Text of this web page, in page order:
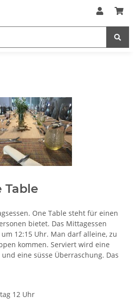
Table
One Table steht für einen
bietet. Das Mittagessen
12:15 Uhr. Man darf alleine, zu
kommen. Serviert wird eine
eine süsse Überraschung. Das
12 Uhr